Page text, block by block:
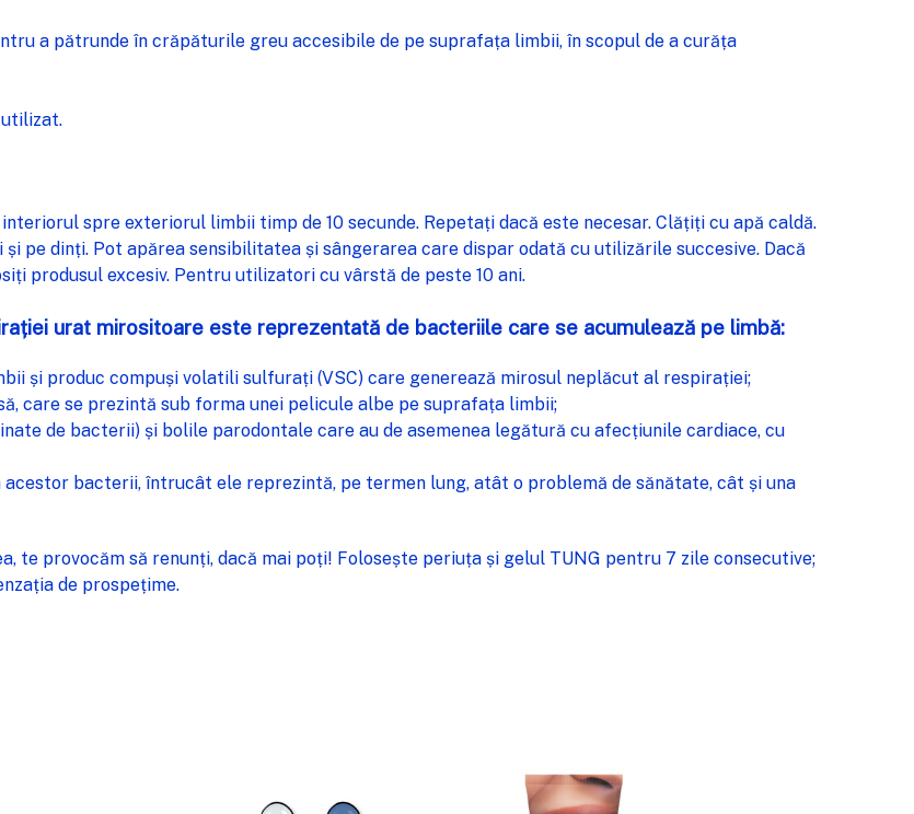
a pătrunde în crăpăturile greu accesibile de pe suprafața limbii, în scopul de a curăța
spre exteriorul limbii timp de 10 secunde. Repetați dacă este necesar. Clățiți cu apă caldă.
pe dinți. Pot apărea sensibilitatea și sângerarea care dispar odată cu utilizările succesive. Dacă
produsul excesiv. Pentru utilizatori cu vârstă de peste 10 ani.
urat mirositoare este reprezentată de bacteriile care se acumulează pe limbă:
și produc compuși volatili sulfurați (VSC) care generează mirosul neplăcut al respirației;
care se prezintă sub forma unei pelicule albe pe suprafața limbii;
de bacterii) și bolile parodontale care au de asemenea legătură cu afecțiunile cardiace, cu
bacterii, întrucât ele reprezintă, pe termen lung, atât o problemă de sănătate, cât și una
te provocăm să renunți, dacă mai poți! Folosește periuța și gelul TUNG pentru 7 zile consecutive;
de prospețime.